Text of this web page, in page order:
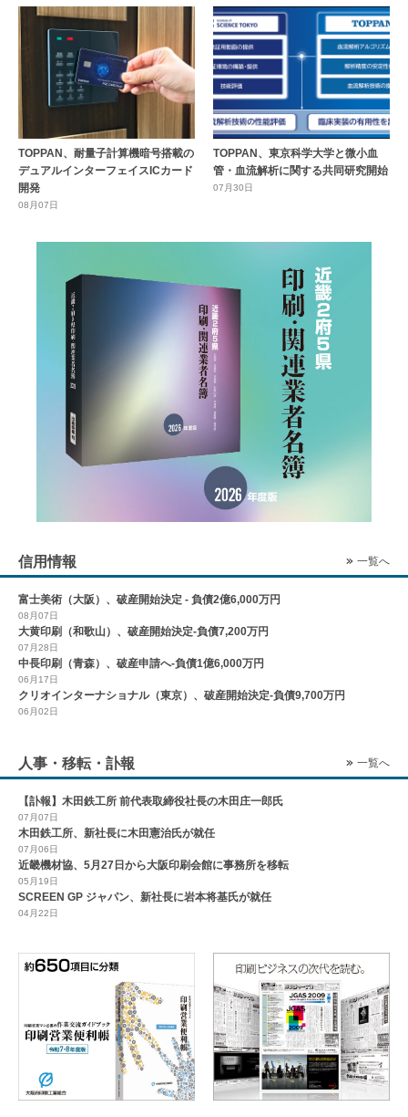
TOPPAN、耐量子計算機暗号搭載の
デュアルインターフェイスICカード
開発
08月07日
TOPPAN、東京科学大学と微小血
管・血流解析に関する共同研究開始
07月30日
信用情報 一覧へ
富士美術（大阪）、破産開始決定 - 負債2億6,000万円
08月07日
大黄印刷（和歌山）、破産開始決定-負債7,200万円
07月28日
中長印刷（青森）、破産申請へ-負債1億6,000万円
06月17日
クリオインターナショナル（東京）、破産開始決定-負債9,700万円
06月02日
人事・移転・訃報 一覧へ
【訃報】木田鉄工所 前代表取締役社長の木田庄一郎氏
07月07日
木田鉄工所、新社長に木田憲治氏が就任
07月06日
近畿機材協、5月27日から大阪印刷会館に事務所を移転
05月19日
SCREEN GP ジャパン、新社長に岩本将基氏が就任
04月22日